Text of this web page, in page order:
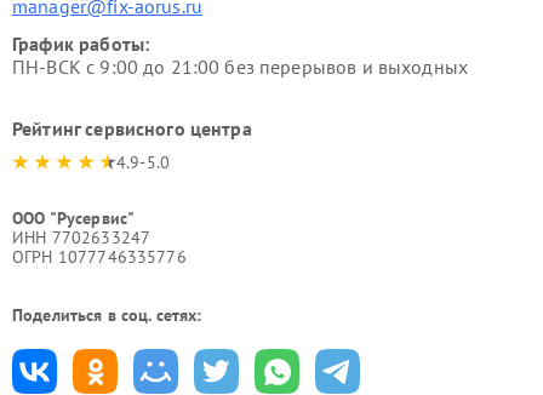
manager@fix-aorus.ru
График работы:
ПН-ВСК с 9:00 до 21:00 без перерывов и выходных
Рейтинг сервисного центра
4.9-5.0
ООО "Русервис"
ИНН 7702633247
ОГРН 1077746335776
Поделиться в соц. сетях: